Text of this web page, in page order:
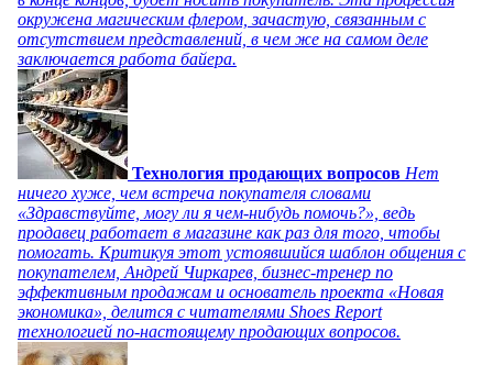
окружена магическим флером, зачастую, связанным с
отсутствием представлений, в чем же на самом деле
заключается работа байера.
Технология продающих вопросов Нет
ничего хуже, чем встреча покупателя словами
«Здравствуйте, могу ли я чем-нибудь помочь?», ведь
продавец работает в магазине как раз для того, чтобы
помогать. Критикуя этот устоявшийся шаблон общения с
покупателем, Андрей Чиркарев, бизнес-тренер по
эффективным продажам и основатель проекта «Новая
экономика», делится с читателями Shoes Report
технологией по-настоящему продающих вопросов.